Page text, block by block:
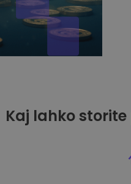
Kaj lahko storite